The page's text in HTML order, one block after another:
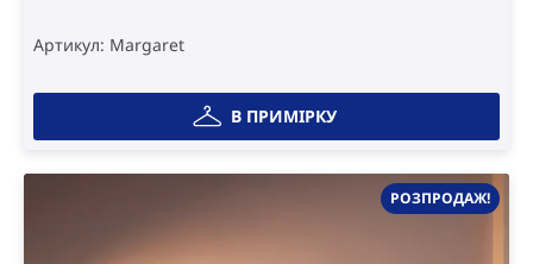
Артикул: Margaret
В ПРИМІРКУ
РОЗПРОДАЖ!